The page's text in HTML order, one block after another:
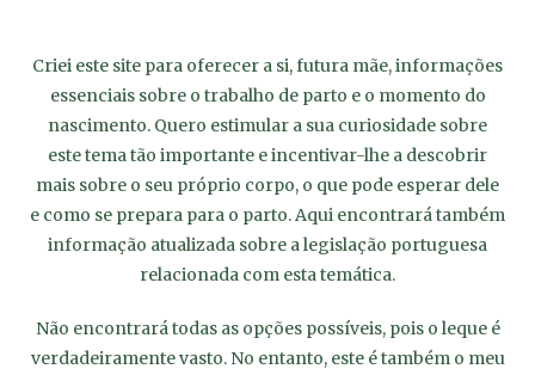
Criei este site para oferecer a si, futura mãe, informações
essenciais sobre o trabalho de parto e o momento do
nascimento. Quero estimular a sua curiosidade sobre
este tema tão importante e incentivar-lhe a descobrir
mais sobre o seu próprio corpo, o que pode esperar dele
e como se prepara para o parto. Aqui encontrará também
informação atualizada sobre a legislação portuguesa
relacionada com esta temática.
Não encontrará todas as opções possíveis, pois o leque é
verdadeiramente vasto. No entanto, este é também o meu